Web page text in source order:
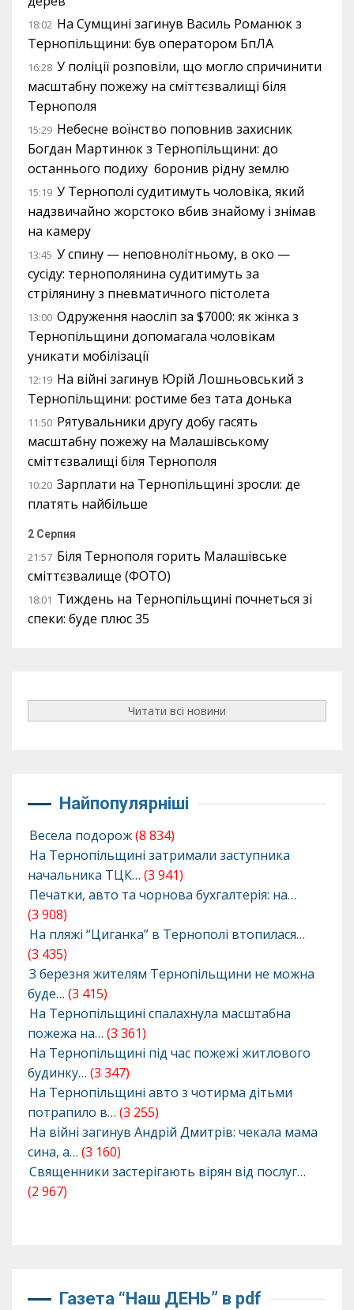
18:02 На Сумщині загинув Василь Романюк з
Тернопільщини: був оператором БпЛА
16:28 У поліції розповіли, що могло спричинити
масштабну пожежу на сміттєзвалищі біля
Тернополя
15:29 Небесне воїнство поповнив захисник
Богдан Мартинюк з Тернопільщини: до
останнього подиху боронив рідну землю
15:19 У Тернополі судитимуть чоловіка, який
надзвичайно жорстоко вбив знайому і знімав
на камеру
13:45 У спину — неповнолітньому, в око —
сусіду: тернополянина судитимуть за
стрілянину з пневматичного пістолета
13:00 Одруження наосліп за $7000: як жінка з
Тернопільщини допомагала чоловікам
уникати мобілізації
12:19 На війні загинув Юрій Лошньовський з
Тернопільщини: ростиме без тата донька
11:50 Рятувальники другу добу гасять
масштабну пожежу на Малашівському
сміттєзвалищі біля Тернополя
10:20 Зарплати на Тернопільщині зросли: де
платять найбільше
2 Серпня
21:57 Біля Тернополя горить Малашівське
сміттєзвалище (ФОТО)
18:01 Тиждень на Тернопільщині почнеться зі
спеки: буде плюс 35
Читати всі новини
Найпопулярніші
Весела подорож(8 834)
На Тернопільщині затримали заступника
начальника ТЦК… (3 941)
Печатки, авто та чорнова бухгалтерія: на…
(3 908)
На пляжі “Циганка” в Тернополі втопилася…
(3 435)
З березня жителям Тернопільщини не можна
буде… (3 415)
На Тернопільщині спалахнула масштабна
пожежа на… (3 361)
На Тернопільщині під час пожежі житлового
будинку… (3 347)
На Тернопільщині авто з чотирма дітьми
потрапило в… (3 255)
На війні загинув Андрій Дмитрів: чекала мама
сина, а… (3 160)
Священники застерігають вірян від послуг…
(2 967)
Газета “Наш ДЕНЬ” в pdf